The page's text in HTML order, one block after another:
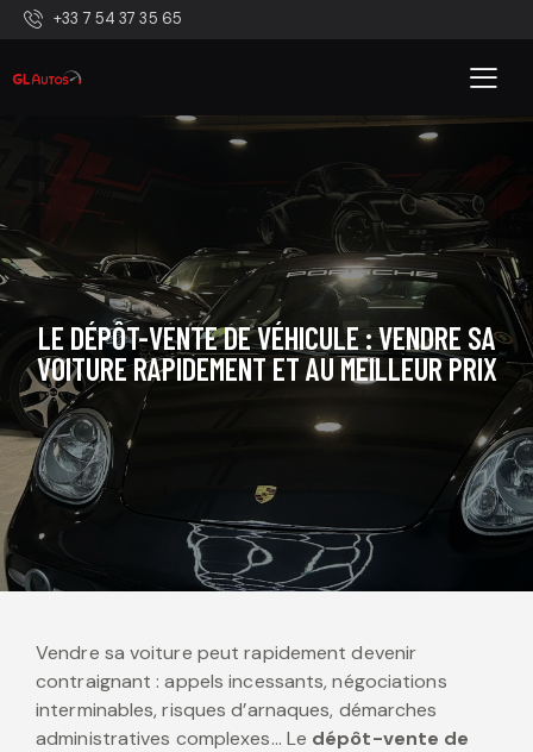
+33 7 54 37 35 65
LE DÉPÔT-VENTE DE VÉHICULE : VENDRE SA
VOITURE RAPIDEMENT ET AU MEILLEUR PRIX
Vendre sa voiture peut rapidement devenir
contraignant : appels incessants, négociations
interminables, risques d’arnaques, démarches
administratives complexes… Le dépôt-vente de